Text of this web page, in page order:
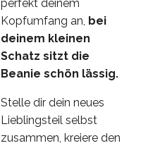
perfekt deinem
Kopfumfang an, bei
deinem kleinen
Schatz sitzt die
Beanie schön lässig.
Stelle dir dein neues
Lieblingsteil selbst
zusammen, kreiere den